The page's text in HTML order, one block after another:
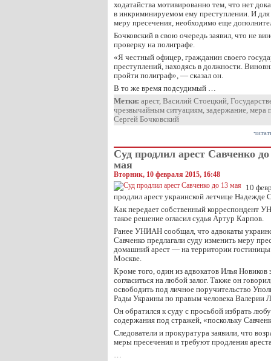
ходатайства мотивированно тем, что нет
в инкриминируемом ему преступлении. И
меру пресечения, необходимо еще
Бочковский в свою очередь заявил, что не
проверку на полиграфе.
«Я честный офицер, гражданин своего
преступлений, находясь в должности.
пройти полиграф», — сказал он.
В то же время подсудимый …
Метки: арест, Василий Стоецкий,
чрезвычайным ситуациям, задержание, мера
Сергей Бочковский
Суд продлил арест Савченко до
мая
Вторник, 10 февраля 2015, 16:48
10
продлил арест украинской летчице Надежде
Как передает собственный корреспондент
такое решение огласил судья Артур Карпов.
Ранее УНИАН сообщал, что адвокаты
Савченко предлагали суду изменить меру
домашний арест — на территории
Москве.
Кроме того, один из адвокатов Илья Новиков
согласиться на любой залог. Также он
освободить под личное поручительство
Рады Украины по правым человека Валерии
Он обратился к суду с просьбой избрать
содержания под стражей, «поскольку
Следователи и прокуратура заявили, что
меры пресечения и требуют продления
…